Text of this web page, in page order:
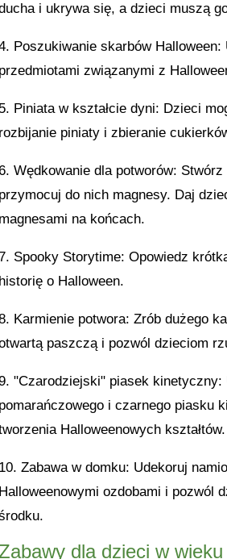
i ukrywa się, a dzieci muszą
Poszukiwanie skarbów Halloween:
związanymi z
Piniata w kształcie dyni: Dzieci
piniaty i zbieranie
Wędkowanie dla potworów:
do nich magnesy. Daj
na końcach.
Spooky Storytime: Opowiedz
o Halloween.
Karmienie potwora: Zrób dużego
paszczą i pozwól dzieciom
"Czarodziejski" piasek kinetyczny:
i czarnego piasku
Halloweenowych kształtów.
Zabawa w domku: Udekoruj
ozdobami i pozwól
dla dzieci w